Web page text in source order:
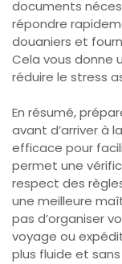
documents
répondre
douaniers et
Cela vous donne
réduire le stress
En résumé,
avant d’arriver à
efficace pour
permet une
respect des
une meilleure
pas d’organiser
voyage ou
plus fluide et